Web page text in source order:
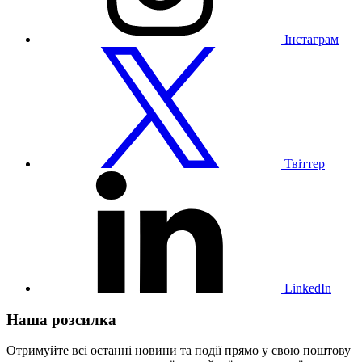
Інстаграм
Твіттер
Відвідайте
LinkedIn
Наша розсилка
Отримуйте всі останні новини та події прямо у свою поштову